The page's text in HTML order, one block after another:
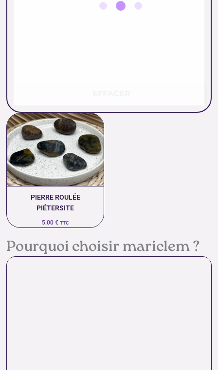
PIERRE ROULÉE
PIÉTERSITE
5.00 € TTC
Pourquoi choisir mariclem ?